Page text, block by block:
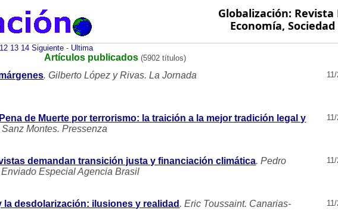
Globalización:
Economía,
12 13 14 Siguiente - Ultima
Artículos publicados (5902 títulos)
. Gilberto López y Rivas. La Jornada
de Muerte por terrorismo: la traición a la mejor tradición legal y
Montes. Pressenza
demandan transición justa y financiación climática. Pedro
Especial Agencia Brasil
la desdolarización: ilusiones y realidad . Eric Toussaint. Canarias-